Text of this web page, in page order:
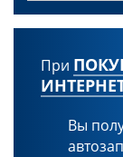
При
Вы